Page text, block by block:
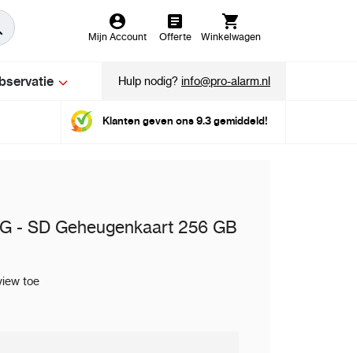
Mijn Account Offerte Winkelwagen
Hulp nodig?info@pro-alarm.nl
Klanten geven ons 9.3 gemiddeld!
- SD Geheugenkaart 256 GB
toe